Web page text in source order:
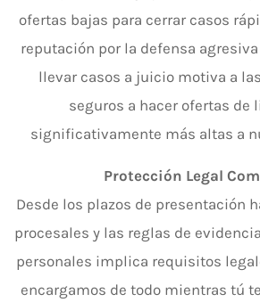
ofertas bajas para cerrar casos
reputación por la defensa
llevar casos a juicio motiva a
seguros a hacer ofertas de
significativamente más altas a
Protección Legal
Desde los plazos de presentación
procesales y las reglas de
personales implica requisitos
encargamos de todo mientras tú